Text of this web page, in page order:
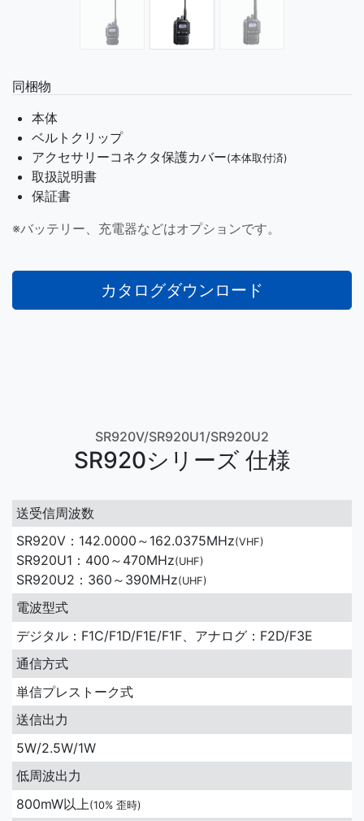
同梱物
本体
ベルトクリップ
アクセサリーコネクタ保護カバー(本体取付済)
取扱説明書
保証書
※バッテリー、充電器などはオプションです。
カタログダウンロード
SR920V/SR920U1/SR920U2
SR920シリーズ 仕様
送受信周波数
SR920V：142.0000～162.0375MHz(VHF)
SR920U1：400～470MHz(UHF)
SR920U2：360～390MHz(UHF)
電波型式
デジタル：F1C/F1D/F1E/F1F、アナログ：F2D/F3E
通信方式
単信プレストーク式
送信出力
5W/2.5W/1W
低周波出力
800mW以上(10% 歪時)